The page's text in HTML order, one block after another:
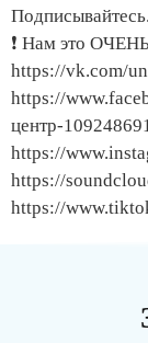
❗️ Нам это
https://vk.com/
https://
центр-
https://
https://
https://